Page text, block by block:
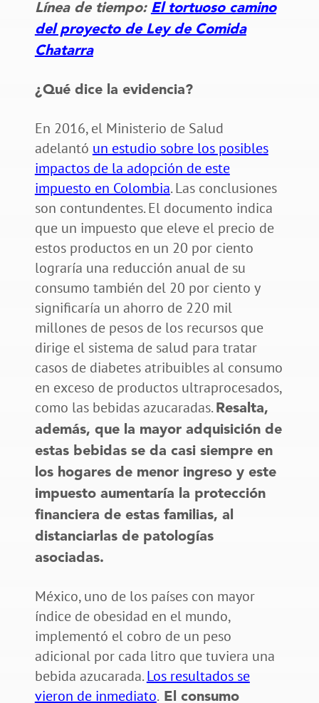
Línea de tiempo: El tortuoso camino
del proyecto de Ley de Comida
Chatarra
¿Qué dice la evidencia?
En 2016, el Ministerio de Salud
adelantó un estudio sobre los posibles
impactos de la adopción de este
impuesto en Colombia. Las conclusiones
son contundentes. El documento indica
que un impuesto que eleve el precio de
estos productos en un 20 por ciento
lograría una reducción anual de su
consumo también del 20 por ciento y
significaría un ahorro de 220 mil
millones de pesos de los recursos que
dirige el sistema de salud para tratar
casos de diabetes atribuibles al consumo
en exceso de productos ultraprocesados,
como las bebidas azucaradas. Resalta,
además, que la mayor adquisición de
estas bebidas se da casi siempre en
los hogares de menor ingreso y este
impuesto aumentaría la protección
financiera de estas familias, al
distanciarlas de patologías
asociadas.
México, uno de los países con mayor
índice de obesidad en el mundo,
implementó el cobro de un peso
adicional por cada litro que tuviera una
bebida azucarada.Los resultados se
vieron de inmediato. El consumo